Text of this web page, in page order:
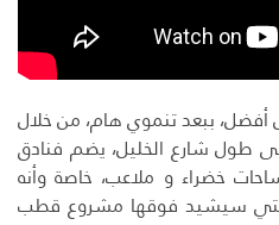
أفضل، ببعد تنموي هام، من خلال
طول شارع الخليل، يضم فنادق
خضراء و ملاعب، خاصة وأنه
سيشيد فوقها مشروع قطب